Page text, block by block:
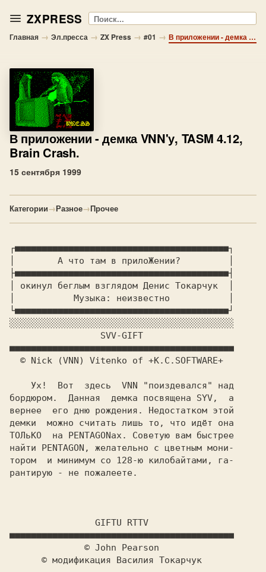
ZXPRESS Поиск
Главная → Эл.пресса → ZX Press → #01 → В приложении - демка VNN'у, TASM 4.12, Brain Crash.
В приложении - демка VNN'у, TASM 4.12,
Brain Crash.
15 сентября 1999
Категории→Разное→Прочее
┌■■■■■■■■■■■■■■■■■■■■■■■■■■■■■■■■■■■■■■■■┐
А что там в прилоЖении?
├■■■■■■■■■■■■■■■■■■■■■■■■■■■■■■■■■■■■■■■■┤
окинул беглым взглядом Денис Токарчук
Музыка: неизвестно
                 SVV-GIFT
бордюром.  Данная  демка посвящена SYV,  а
вернее  его дню рождения. Недостатком этой
демки  можно считать лишь то, что идёт она
ТОЛьКО  на PENTAGONax. Советую вам быстрее
найти PENTAGON, желательно с цветным мони-
тором  и минимум со 128-ю килобайтами, га-
рантирую - не пожалеете.
            GIFTU RTTV
              © John Pearson
      © модификация Василия Токарчук